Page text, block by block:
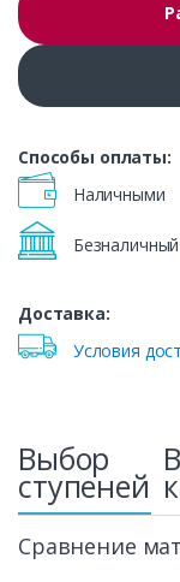
Способы оплаты:
Наличными
Доставка:
Условия
Выбор
ступеней
Сравнение